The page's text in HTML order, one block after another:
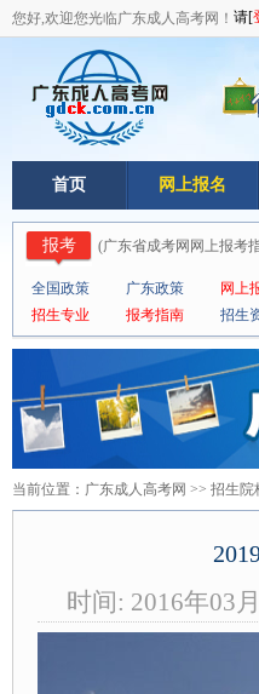
您好,欢迎您光临广东成人高考网！
首页 网上报名
报考 (广东省成考网网上报考
全国政策 广东政策 网上
招生专业
报考指南 招生
当前位置： 广东成人高考网 >> 招生院
时间: 2016年03